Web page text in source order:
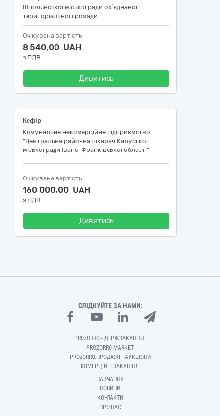
Шполянської міської ради об`єднаної
територіальної громади
Очікувана вартість
8 540,00 UAH
з ПДВ
Дивитись
Кефір
Комунальне некомерційне підприємство
"Центральна районна лікарня Калуської
міської ради Івано-Франківської області"
Очікувана вартість
160 000,00 UAH
з ПДВ
Дивитись
СЛІДКУЙТЕ ЗА НАМИ:
PROZORRO - ДЕРЖЗАКУПІВЛІ
PROZORRO MARKET
PROZORRO.ПРОДАЖІ - АУКЦІОНИ
КОМЕРЦІЙНІ ЗАКУПІВЛІ
НАВЧАННЯ
НОВИНИ
КОНТАКТИ
ПРО НАС